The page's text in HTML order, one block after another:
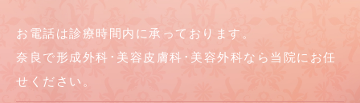
お電話は診療時間内に承っております。
奈良で形成外科･美容皮膚科･美容外科なら当院にお任
せください。